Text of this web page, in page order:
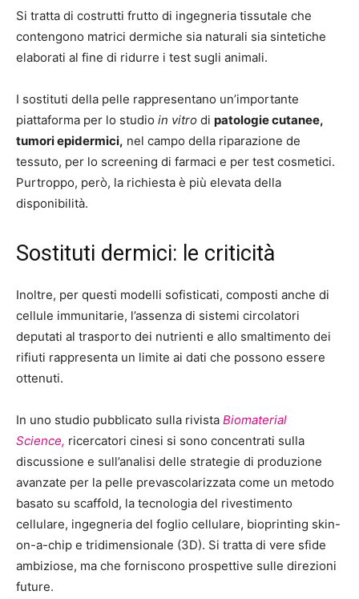
Si tratta di costrutti frutto di ingegneria tissutale che
contengono matrici dermiche sia naturali sia sintetiche
elaborati al fine di ridurre i test sugli animali.
I sostituti della pelle rappresentano un’importante
piattaforma per lo studio in vitro di patologie cutanee,
tumori epidermici, nel campo della riparazione de
tessuto, per lo screening di farmaci e per test cosmetici.
Purtroppo, però, la richiesta è più elevata della
disponibilità.
Sostituti dermici: le criticità
Inoltre, per questi modelli sofisticati, composti anche di
cellule immunitarie, l’assenza di sistemi circolatori
deputati al trasporto dei nutrienti e allo smaltimento dei
rifiuti rappresenta un limite ai dati che possono essere
ottenuti.
In uno studio pubblicato sulla rivista Biomaterial
Science, ricercatori cinesi si sono concentrati sulla
discussione e sull’analisi delle strategie di produzione
avanzate per la pelle prevascolarizzata come un metodo
basato su scaffold, la tecnologia del rivestimento
cellulare, ingegneria del foglio cellulare, bioprinting skin-
on-a-chip e tridimensionale (3D). Si tratta di vere sfide
ambiziose, ma che forniscono prospettive sulle direzioni
future.